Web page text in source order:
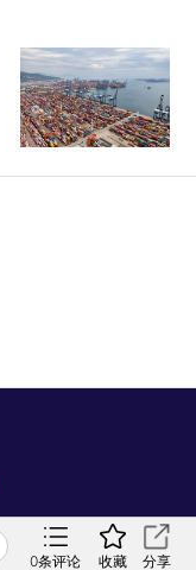
0条评论 收藏 分享